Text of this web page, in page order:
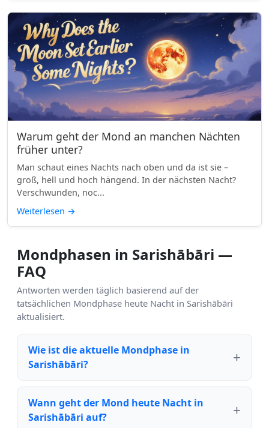
Warum geht der Mond an manchen Nächten
früher unter?
Man schaut eines Nachts nach oben und da ist sie –
groß, hell und hoch hängend. In der nächsten Nacht?
Verschwunden, noc...
Weiterlesen →
Mondphasen in Sarishābāri —
FAQ
Antworten werden täglich basierend auf der
tatsächlichen Mondphase heute Nacht in Sarishābāri
aktualisiert.
Wie ist die aktuelle Mondphase in
Sarishābāri?
Wann geht der Mond heute Nacht in
Sarishābāri auf?